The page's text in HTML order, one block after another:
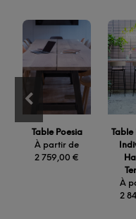
Table Poesia
À partir de
2 759,00 €
Table
À
2